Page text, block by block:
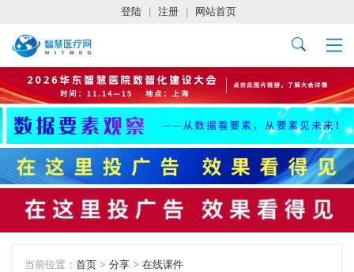
登陆 注册 网站首页
当前位置： 首页 > 分享 > 在线课件